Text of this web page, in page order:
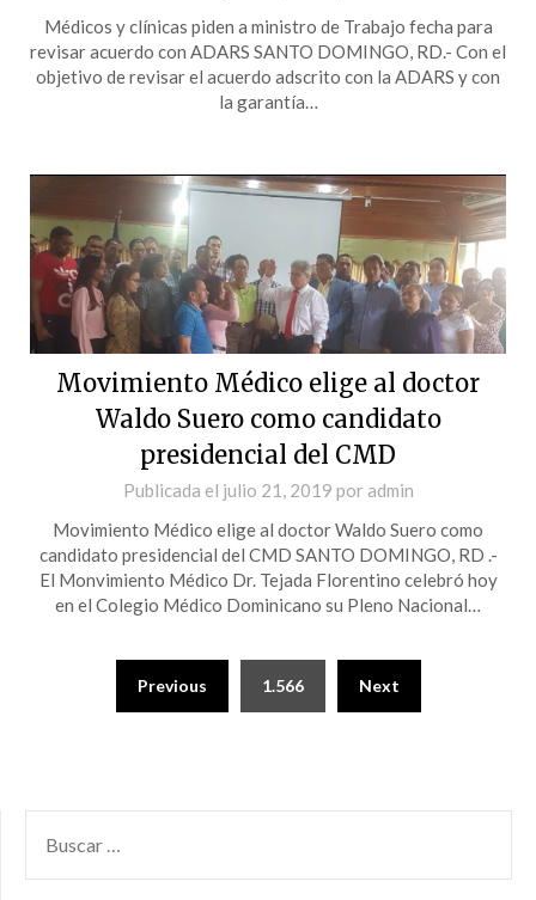
Médicos y clínicas piden a ministro de Trabajo fecha para
revisar acuerdo con ADARS SANTO DOMINGO, RD.- Con el
objetivo de revisar el acuerdo adscrito con la ADARS y con
la garantía…
Movimiento Médico elige al doctor
Waldo Suero como candidato
presidencial del CMD
Publicada el julio 21, 2019 por admin
Movimiento Médico elige al doctor Waldo Suero como
candidato presidencial del CMD SANTO DOMINGO, RD .-
El Monvimiento Médico Dr. Tejada Florentino celebró hoy
en el Colegio Médico Dominicano su Pleno Nacional…
Previous 1.566 Next